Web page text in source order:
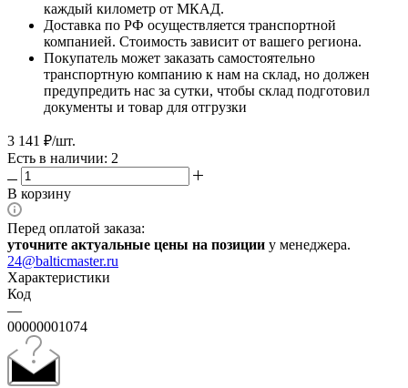
каждый километр от МКАД.
Доставка по РФ осуществляется транспортной
компанией. Стоимость зависит от вашего региона.
Покупатель может заказать самостоятельно
транспортную компанию к нам на склад, но должен
предупредить нас за сутки, чтобы склад подготовил
документы и товар для отгрузки
3 141 ₽/шт.
Есть в наличии: 2
В корзину
Перед оплатой заказа:
уточните актуальные цены на позиции у менеджера.
24@balticmaster.ru
Характеристики
Код
—
00000001074